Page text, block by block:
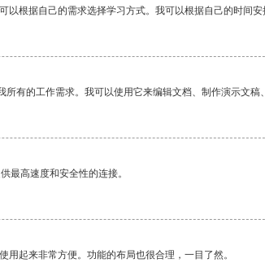
以根据自己的需求选择学习方式。我可以根据自己的时间安
有的工作需求。我可以使用它来编辑文档、制作演示文稿
最高速度和安全性的连接。
用起来非常方便。功能的布局也很合理，一目了然。